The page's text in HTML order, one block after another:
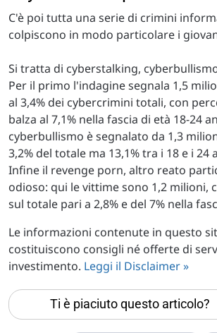
C'è poi tutta una serie di crimini
colpiscono in modo particolare i
Si tratta di cyberstalking,
Per il primo l'indagine segnala 1,5
al 3,4% dei cybercrimini totali, con
balza al 7,1% nella fascia di età 18-24
cyberbullismo è segnalato da 1,3
3,2% del totale ma 13,1% tra i 18 e i 24
Infine il revenge porn, altro reato
odioso: qui le vittime sono 1,2 milioni,
sul totale pari a 2,8% e del 7% nella
Le informazioni contenute in questo
costituiscono consigli né offerte di
investimento. Leggi il Disclaimer »
Ti è piaciuto questo articolo?